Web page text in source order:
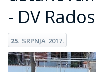
- DV
25. SRPNJA 2017.